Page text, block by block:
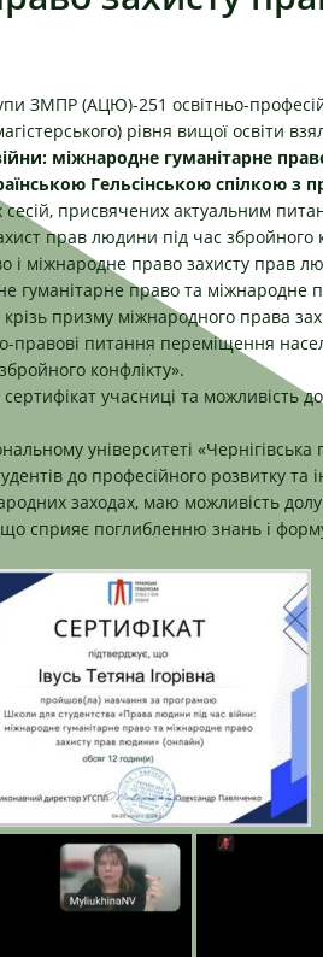
ЗМПР (АЦЮ)-251 освітньо-
рівня вищої освіти
міжнародне гуманітарне
Гельсінською спілкою з
присвячених актуальним
прав людини під час збройного
міжнародне право захисту прав
гуманітарне право та міжнародне
призму міжнародного права
правові питання переміщення
конфлікту».
учасниці та можливість
університеті «Чернігівська
до професійного розвитку та
заходах, маю можливість
що сприяє поглибленню знань і